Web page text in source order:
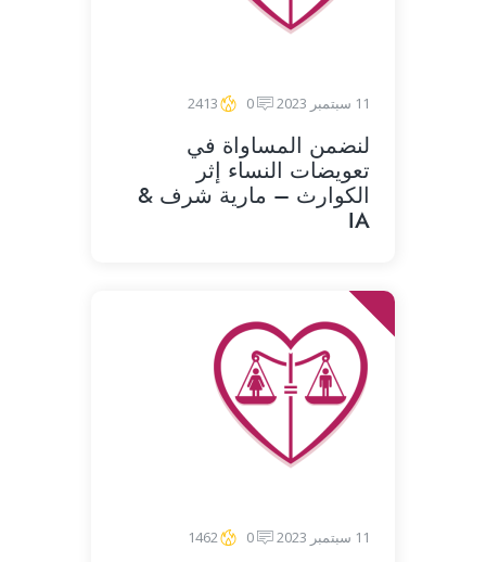
11 سبتمبر 2023 0
2413
لنضمن المساواة في
تعويضات النساء إثر
الكوارث – مارية شرف &
IA
11 سبتمبر 2023 0
1462